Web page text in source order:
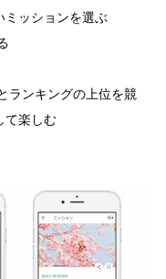
ミッションを選ぶ
ランキングの上位を競
て楽しむ